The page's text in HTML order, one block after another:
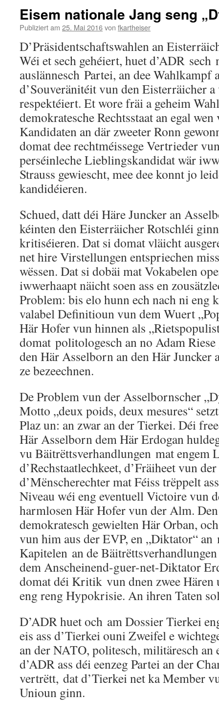
Eisem nationale Jang seng
Publiziert am 25. Mai 2016von fkartheiser
D’Präsidentschaftswahlen an
Wéi et sech gehéiert, huet d’ADR
auslännesch Partei, an dee Wahlkampf
d’Souveränitéit vun den Eisterräicher
respektéiert. Et wore fräi a geheim
demokratesche Rechtsstaat an egal
Kandidaten an där zweeter Ronn
domat dee rechtméissege Vertrieder
perséinleche Lieblingskandidat wär
Strauss gewiescht, mee dee konnt jo
kandidéieren.
Schued, datt déi Häre Juncker an
kéinten den Eisterräicher Rotschléi
kritiséieren. Dat si domat vläicht
net hire Virstellungen entspriechen
wëssen. Dat si dobäi mat Vokabelen
iwwerhaapt näicht soen ass en
Problem: bis elo hunn ech nach ni eng
valabel Definitioun vun dem Wuert
Här Hofer vun hinnen als
domat politologesch an no Adam Riese
den Här Asselborn an den Här Juncker
ze bezeechnen.
De Problem vun der Asselbornscher
Motto „deux poids, deux mesures“
Plaz un: an zwar an der Tierkei. Déi
Här Asselborn dem Här Erdogan
vu Bäitrëttsverhandlungen mat engem
d’Rechstaatlechkeet, d’Fräiheet vun
d’Mënscherechter mat Féiss trëppelt
Niveau wéi eng eventuell Victoire vun
harmlosen Här Hofer vun der Alm.
demokratesch gewielten Här Orban,
vun him aus der EVP, en „Diktator“ an
Kapitelen an de
dem Anscheinend-guer-net-Diktator
domat déi Kritik vun dnen zwee
eng reng Hypokrisie. An ihren Taten
D’ADR huet och am Dossier Tierkei
eis ass d’Tierkei ouni Zweifel e
an der NATO, politesch, militäresch an
d’ADR ass déi eenzeg Partei an der
vertrëtt, dat d’Tierkei net ka Member
Unioun ginn.